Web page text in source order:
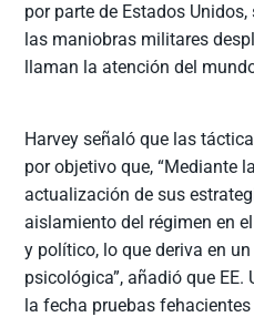
por parte de Estados
las maniobras militares
llaman la atención del
Harvey señaló que las
por objetivo que, “Mediante
actualización de sus
aislamiento del régimen en
y político, lo que deriva en
psicológica”, añadió que
la fecha pruebas